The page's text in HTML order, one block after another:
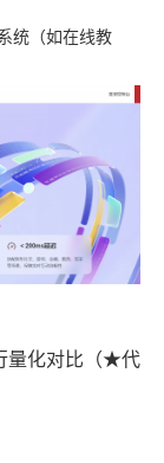
统（如在线教
量化对比（★代